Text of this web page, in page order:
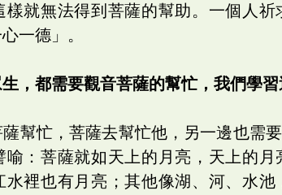
樣就無法得到菩薩的幫助。一個人
一德」。
，都需要觀音菩薩的幫忙，我們學
幫忙，菩薩去幫忙他，另一邊也需
：菩薩就如天上的月亮，天上的
水裡也有月亮；其他像湖、河、水